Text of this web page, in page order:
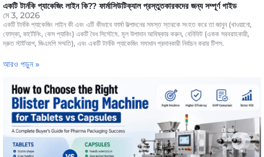
একটি টার্নকি প্যাকেজিং লাইন কি?? ফার্মাসিউটিক্যাল প্রস্তুতকারকদের জন্য সম্পূর্ণ গাইড
মে 3, 2026
একটি টার্নকি প্যাকেজিং লাইন কী এবং এটি কীভাবে ফার্মা উত্পাদনের সমস্ত স্তরকে সংহত করে তা জানুন (খাওয়ানো,
ফোস্কা, কার্টোনিং, কেস প্যাকিং) একটি বৈধ সিস্টেমে. মূল উপাদান আবিষ্কার করুন, বেনিফিট (একক সরবরাহকারী,
দ্রুত স্টার্টআপ, জিএমপি সম্মতি), এবং একটি টার্নকি প্যাকেজিং সমাধান প্রদানকারী নির্বাচন করার টিপস.
আরও পড়ুন »